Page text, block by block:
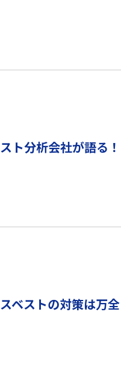
ト分析会社が語る
ベストの対策は万